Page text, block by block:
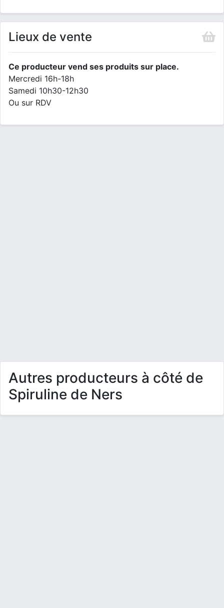
Lieux de vente
Ce producteur vend ses produits sur place.
Mercredi 16h-18h
Samedi 10h30-12h30
Ou sur RDV
Autres producteurs à côté de
Spiruline de Ners